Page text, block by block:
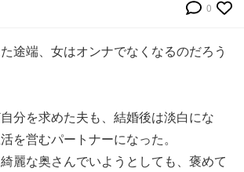
0
途端、女はオンナでなくなるのだろう
分を求めた夫も、結婚後は淡白にな
を営むパートナーになった。
麗な奥さんでいようとしても、褒めて